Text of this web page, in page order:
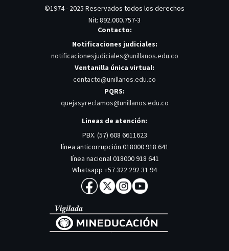
©1974 - 2025 Reservados todos los derechos
Nit: 892.000.757-3
Contacto:
Notificaciones judiciales:
notificacionesjudiciales@unillanos.edu.co
Ventanilla única virtual:
contacto@unillanos.edu.co
PQRS:
quejasyreclamos@unillanos.edu.co
Lineas de atención:
PBX. (57) 608 6611623
línea anticorrupción 018000 918 641
línea nacional 018000 918 641
Whatsapp +57 322 292 31 94